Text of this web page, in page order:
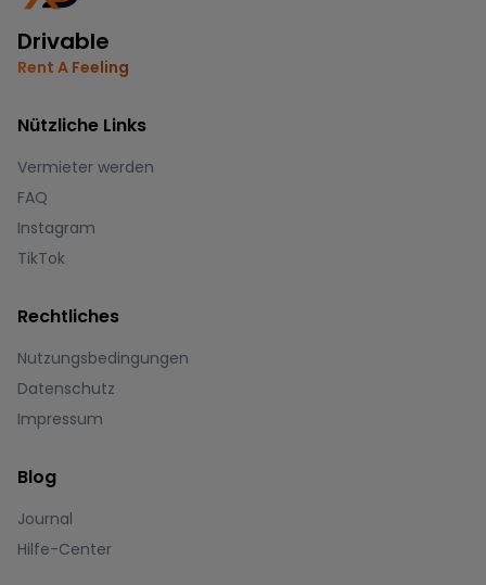
Drivable
Rent A Feeling
Nützliche Links
Vermieter werden
FAQ
Instagram
TikTok
Rechtliches
Nutzungsbedingungen
Datenschutz
Impressum
Blog
Journal
Hilfe-Center